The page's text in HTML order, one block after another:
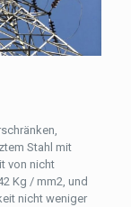
Stahl mit
von nicht
Kg / mm2, und
nicht weniger